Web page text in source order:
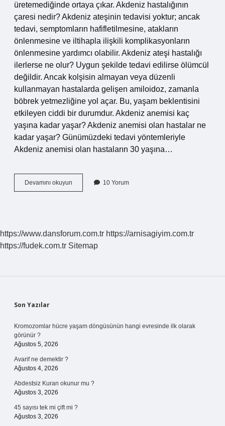
üretemediğinde ortaya çıkar. Akdeniz hastalığının
çaresi nedir? Akdeniz ateşinin tedavisi yoktur; ancak
tedavi, semptomların hafifletilmesine, atakların
önlenmesine ve iltihapla ilişkili komplikasyonların
önlenmesine yardımcı olabilir. Akdeniz ateşi hastalığı
ilerlerse ne olur? Uygun şekilde tedavi edilirse ölümcül
değildir. Ancak kolşisin almayan veya düzenli
kullanmayan hastalarda gelişen amiloidoz, zamanla
böbrek yetmezliğine yol açar. Bu, yaşam beklentisini
etkileyen ciddi bir durumdur. Akdeniz anemisi kaç
yaşına kadar yaşar? Akdeniz anemisi olan hastalar ne
kadar yaşar? Günümüzdeki tedavi yöntemleriyle
Akdeniz anemisi olan hastaların 30 yaşına…
Devamını okuyun
Hastalığı
10 Yorum
https://www.dansforum.com.tr https://arnisagiyim.com.tr
https://fudek.com.tr Sitemap
Sidebar
Son Yazılar
Kromozomlar hücre yaşam döngüsünün hangi evresinde ilk olarak
görünür ?
Ağustos 5, 2026
Avarif ne demektir ?
Ağustos 4, 2026
Abdestsiz Kuran okunur mu ?
Ağustos 3, 2026
45 sayısı tek mi çift mi ?
Ağustos 3, 2026